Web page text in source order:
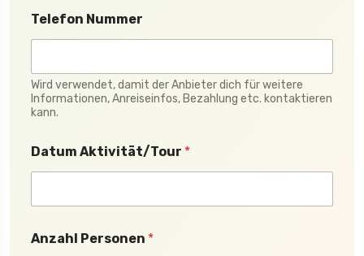
Telefon Nummer
Wird verwendet, damit der Anbieter dich für weitere
Informationen, Anreiseinfos, Bezahlung etc. kontaktieren
kann.
Datum Aktivität/Tour *
n
Anzahl Personen *